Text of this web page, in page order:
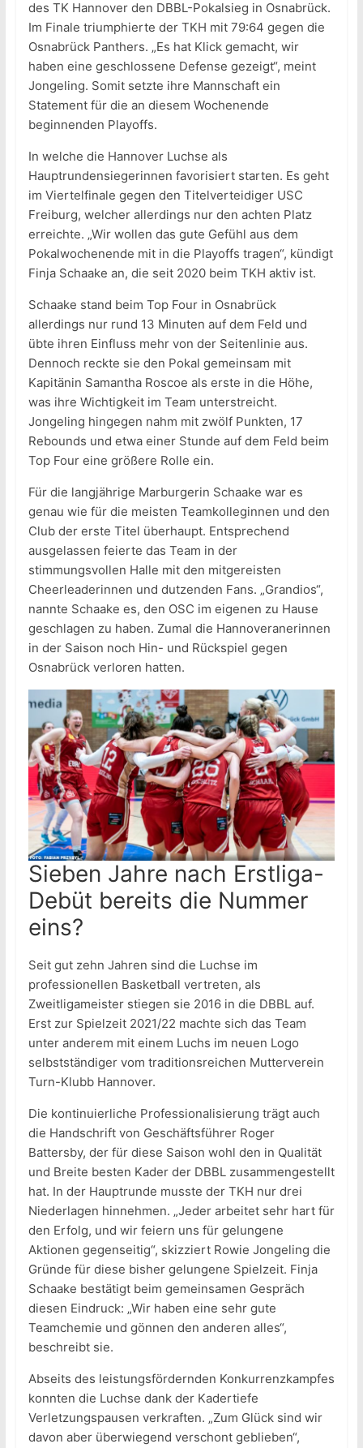
des TK Hannover den DBBL-Pokalsieg in Osnabrück.
Im Finale triumphierte der TKH mit 79:64 gegen die
Osnabrück Panthers. „Es hat Klick gemacht, wir
haben eine geschlossene Defense gezeigt“, meint
Jongeling. Somit setzte ihre Mannschaft ein
Statement für die an diesem Wochenende
beginnenden Playoffs.
In welche die Hannover Luchse als
Hauptrundensiegerinnen favorisiert starten. Es geht
im Viertelfinale gegen den Titelverteidiger USC
Freiburg, welcher allerdings nur den achten Platz
erreichte. „Wir wollen das gute Gefühl aus dem
Pokalwochenende mit in die Playoffs tragen“, kündigt
Finja Schaake an, die seit 2020 beim TKH aktiv ist.
Schaake stand beim Top Four in Osnabrück
allerdings nur rund 13 Minuten auf dem Feld und
übte ihren Einfluss mehr von der Seitenlinie aus.
Dennoch reckte sie den Pokal gemeinsam mit
Kapitänin Samantha Roscoe als erste in die Höhe,
was ihre Wichtigkeit im Team unterstreicht.
Jongeling hingegen nahm mit zwölf Punkten, 17
Rebounds und etwa einer Stunde auf dem Feld beim
Top Four eine größere Rolle ein.
Für die langjährige Marburgerin Schaake war es
genau wie für die meisten Teamkolleginnen und den
Club der erste Titel überhaupt. Entsprechend
ausgelassen feierte das Team in der
stimmungsvollen Halle mit den mitgereisten
Cheerleaderinnen und dutzenden Fans. „Grandios“,
nannte Schaake es, den OSC im eigenen zu Hause
geschlagen zu haben. Zumal die Hannoveranerinnen
in der Saison noch Hin- und Rückspiel gegen
Osnabrück verloren hatten.
Sieben Jahre nach Erstliga-
Debüt bereits die Nummer
eins?
Seit gut zehn Jahren sind die Luchse im
professionellen Basketball vertreten, als
Zweitligameister stiegen sie 2016 in die DBBL auf.
Erst zur Spielzeit 2021/22 machte sich das Team
unter anderem mit einem Luchs im neuen Logo
selbstständiger vom traditionsreichen Mutterverein
Turn-Klubb Hannover.
Die kontinuierliche Professionalisierung trägt auch
die Handschrift von Geschäftsführer Roger
Battersby, der für diese Saison wohl den in Qualität
und Breite besten Kader der DBBL zusammengestellt
hat. In der Hauptrunde musste der TKH nur drei
Niederlagen hinnehmen. „Jeder arbeitet sehr hart für
den Erfolg, und wir feiern uns für gelungene
Aktionen gegenseitig“, skizziert Rowie Jongeling die
Gründe für diese bisher gelungene Spielzeit. Finja
Schaake bestätigt beim gemeinsamen Gespräch
diesen Eindruck: „Wir haben eine sehr gute
Teamchemie und gönnen den anderen alles“,
beschreibt sie.
Abseits des leistungsfördernden Konkurrenzkampfes
konnten die Luchse dank der Kadertiefe
Verletzungspausen verkraften. „Zum Glück sind wir
davon aber überwiegend verschont geblieben“,